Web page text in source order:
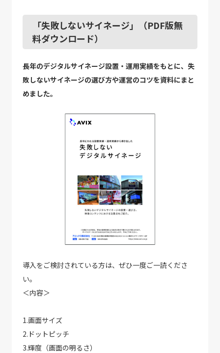
「失敗しないサイネージ」（PDF版無
料ダウンロード）
長年のデジタルサイネージ設置・運用実績をもとに、失
敗しないサイネージの選び方や運営のコツを資料にまと
めました。
導入をご検討されている方は、ぜひ一度ご一読くださ
い。
＜内容＞
1.画面サイズ
2.ドットピッチ
3.輝度（画面の明るさ）